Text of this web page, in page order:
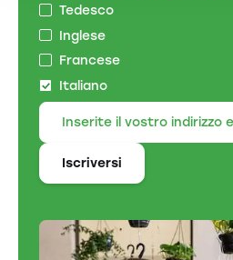
Tedesco
Inglese
Francese
Italiano